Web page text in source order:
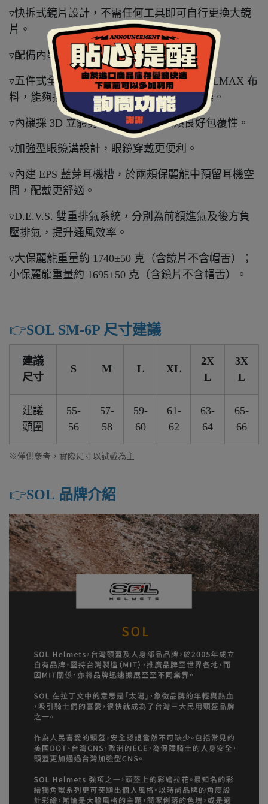
▿快拆式鏡片設計，不需任何工具即可自行更換大鏡
片。
▿配備內墨片，同樣採用抗 UV400 鏡片。
▿五件式全可拆內襯，採用奈米竹炭與 COOLMAX 布
料，能夠排除體表溼氣熱氣，保持涼爽乾燥。
▿內襯採 3D 立體剪裁設計，提供臉頰良好包覆性。
▿加強型眼鏡溝設計，眼鏡穿戴更便利。
▿內建 EPS 藍芽耳機槽，於兩頰保麗龍中預留耳機空
間，配戴更舒適。
▿D.E.V.S. 雙重排氣系統，分別為前額進氣及後方負
壓排氣，提升通風效率。
▿大保麗龍重量約 1740±50 克（含鏡片不含帽舌）；
小保麗龍重量約 1695±50 克（含鏡片不含帽舌）。
👉️SOL SM-6P 尺寸建議
建議
尺寸
S M L XL
2X
L
3X
L
建議
頭圍
55-
56
57-
58
59-
60
61-
62
63-
64
65-
66
※僅供參考，實際尺寸以試戴為主
👉️SOL 品牌介紹